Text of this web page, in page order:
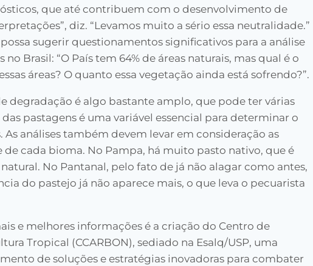
que até contribuem com o desenvolvimento de
diz. “Levamos muito a sério essa neutralidade.”
sugerir questionamentos significativos para a análise
Brasil: “O País tem 64% de áreas naturais, mas qual é o
áreas? O quanto essa vegetação ainda está sofrendo?”.
degradação é algo bastante amplo, que pode ter várias
pastagens é uma variável essencial para determinar o
As análises também devem levar em consideração as
cada bioma. No Pampa, há muito pasto nativo, que é
No Pantanal, pelo fato de já não alagar como antes,
do pastejo já não aparece mais, o que leva o pecuarista
e melhores informações é a criação do Centro de
Tropical (CCARBON), sediado na Esalq/USP, uma
de soluções e estratégias inovadoras para combater